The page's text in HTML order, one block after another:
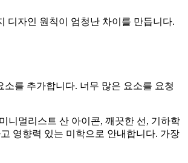
디자인 원칙이 엄청난 차이를 만듭니다.
를 추가합니다. 너무 많은 요소를 요청
니멀리스트 산 아이콘, 깨끗한 선, 기하학
영향력 있는 미학으로 안내합니다. 가장